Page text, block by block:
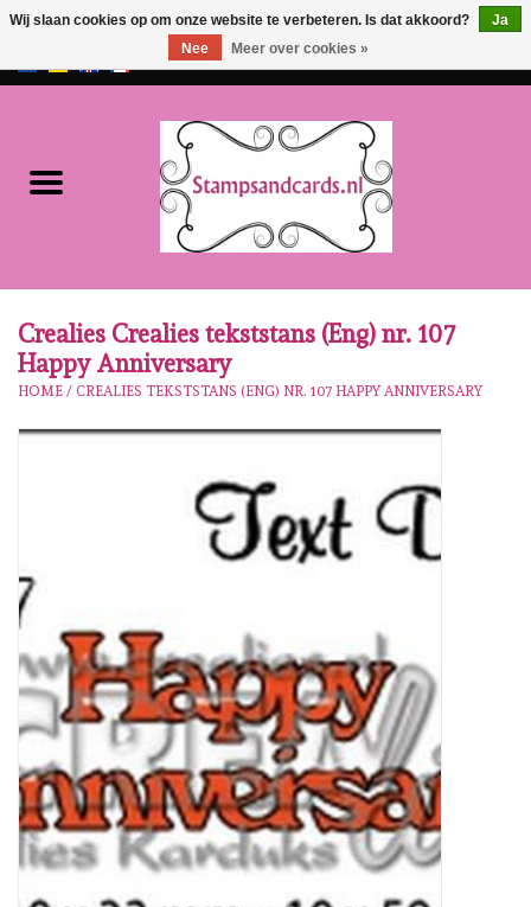
EUR/GBP
NIEUW!!
Crealies
Mallen
Stempels
Stempelinkt
Stempelaccesoires
Papier (blokjes) &
Embellishments
Crealies Crealies tekststans (Eng) nr. 107
Happy Anniversary
HOME / CREALIES TEKSTSTANS (ENG) NR. 107 HAPPY ANNIVERSARY
Wij slaan cookies op om onze website te verbeteren. Is dat akkoord?
Ja
Nee
Meer over cookies »